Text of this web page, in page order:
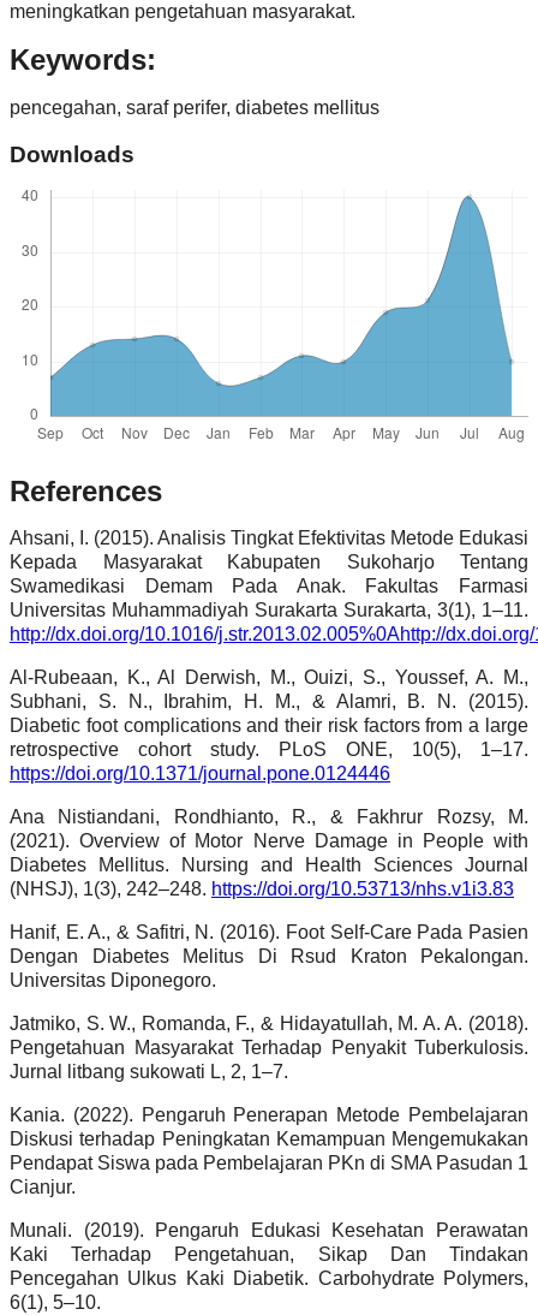
meningkatkan pengetahuan masyarakat.
Keywords:
pencegahan, saraf perifer, diabetes mellitus
Downloads
References
Ahsani, I. (2015). Analisis Tingkat Efektivitas Metode Edukasi
Kepada Masyarakat Kabupaten Sukoharjo Tentang
Swamedikasi Demam Pada Anak. Fakultas Farmasi
Universitas Muhammadiyah Surakarta Surakarta, 3(1), 1–11.
http://dx.doi.org/10.1016/j.str.2013.02.005%0Ahttp://
Al-Rubeaan, K., Al Derwish, M., Ouizi, S., Youssef, A. M.,
Subhani, S. N., Ibrahim, H. M., & Alamri, B. N. (2015).
Diabetic foot complications and their risk factors from a large
retrospective cohort study. PLoS ONE, 10(5), 1–17.
https://doi.org/10.1371/journal.pone.0124446
Ana Nistiandani, Rondhianto, R., & Fakhrur Rozsy, M.
(2021). Overview of Motor Nerve Damage in People with
Diabetes Mellitus. Nursing and Health Sciences Journal
(NHSJ), 1(3), 242–248. https://doi.org/10.53713/nhs.v1i3.83
Hanif, E. A., & Safitri, N. (2016). Foot Self-Care Pada Pasien
Dengan Diabetes Melitus Di Rsud Kraton Pekalongan.
Universitas Diponegoro.
Jatmiko, S. W., Romanda, F., & Hidayatullah, M. A. A. (2018).
Pengetahuan Masyarakat Terhadap Penyakit Tuberkulosis.
Jurnal litbang sukowati L, 2, 1–7.
Kania. (2022). Pengaruh Penerapan Metode Pembelajaran
Diskusi terhadap Peningkatan Kemampuan Mengemukakan
Pendapat Siswa pada Pembelajaran PKn di SMA Pasudan 1
Cianjur.
Munali. (2019). Pengaruh Edukasi Kesehatan Perawatan
Kaki Terhadap Pengetahuan, Sikap Dan Tindakan
Pencegahan Ulkus Kaki Diabetik. Carbohydrate Polymers,
6(1), 5–10.